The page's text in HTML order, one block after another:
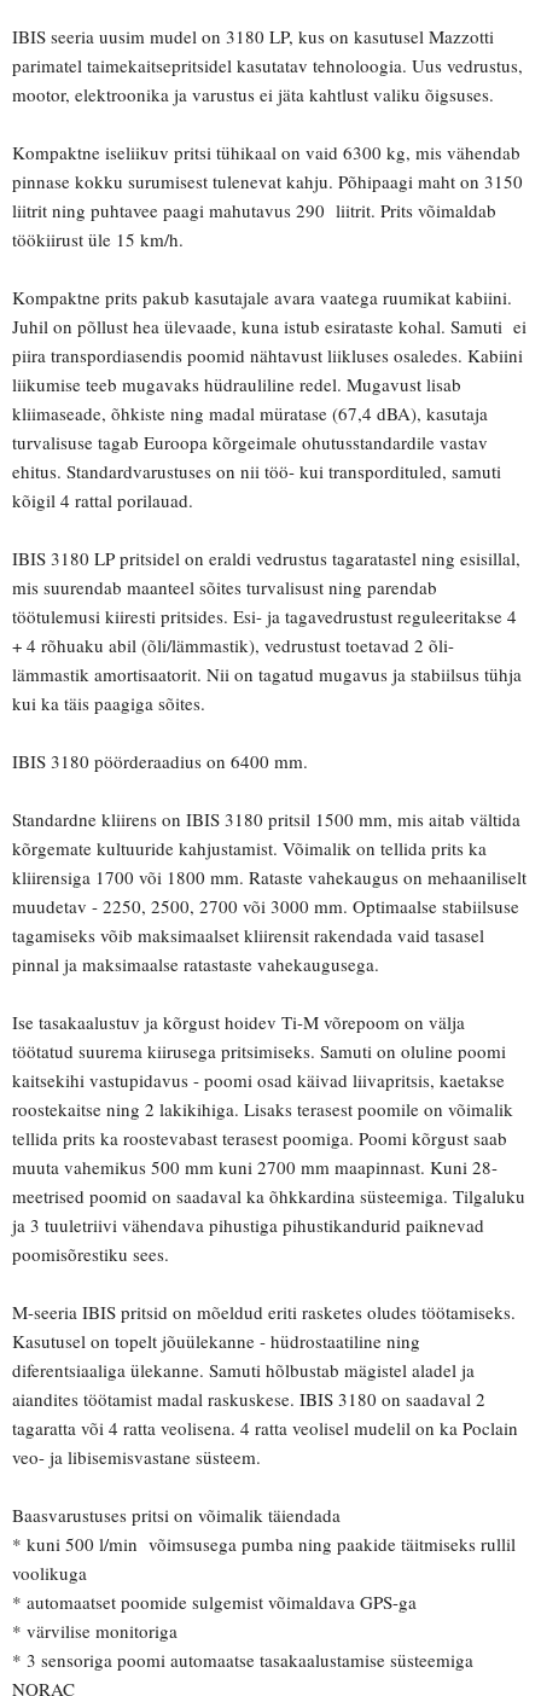
IBIS seeria uusim mudel on 3180 LP, kus on kasutusel Mazzotti
parimatel taimekaitsepritsidel kasutatav tehnoloogia. Uus vedrustus,
mootor, elektroonika ja varustus ei jäta kahtlust valiku õigsuses.
Kompaktne iseliikuv pritsi tühikaal on vaid 6300 kg, mis vähendab
pinnase kokku surumisest tulenevat kahju. Põhipaagi maht on 3150
liitrit ning puhtavee paagi mahutavus 290 liitrit. Prits võimaldab
töökiirust üle 15 km/h.
Kompaktne prits pakub kasutajale avara vaatega ruumikat kabiini.
Juhil on põllust hea ülevaade, kuna istub esirataste kohal. Samuti ei
piira transpordiasendis poomid nähtavust liikluses osaledes. Kabiini
liikumise teeb mugavaks hüdrauliline redel. Mugavust lisab
kliimaseade, õhkiste ning madal müratase (67,4 dBA), kasutaja
turvalisuse tagab Euroopa kõrgeimale ohutusstandardile vastav
ehitus. Standardvarustuses on nii töö- kui transpordituled, samuti
kõigil 4 rattal porilauad.
IBIS 3180 LP pritsidel on eraldi vedrustus tagaratastel ning esisillal,
mis suurendab maanteel sõites turvalisust ning parendab
töötulemusi kiiresti pritsides. Esi- ja tagavedrustust reguleeritakse 4
+ 4 rõhuaku abil (õli/lämmastik), vedrustust toetavad 2 õli-
lämmastik amortisaatorit. Nii on tagatud mugavus ja stabiilsus tühja
kui ka täis paagiga sõites.
IBIS 3180 pöörderaadius on 6400 mm.
Standardne kliirens on IBIS 3180 pritsil 1500 mm, mis aitab vältida
kõrgemate kultuuride kahjustamist. Võimalik on tellida prits ka
kliirensiga 1700 või 1800 mm. Rataste vahekaugus on mehaaniliselt
muudetav - 2250, 2500, 2700 või 3000 mm. Optimaalse stabiilsuse
tagamiseks võib maksimaalset kliirensit rakendada vaid tasasel
pinnal ja maksimaalse ratastaste vahekaugusega.
Ise tasakaalustuv ja kõrgust hoidev Ti-M võrepoom on välja
töötatud suurema kiirusega pritsimiseks. Samuti on oluline poomi
kaitsekihi vastupidavus - poomi osad käivad liivapritsis, kaetakse
roostekaitse ning 2 lakikihiga. Lisaks terasest poomile on võimalik
tellida prits ka roostevabast terasest poomiga. Poomi kõrgust saab
muuta vahemikus 500 mm kuni 2700 mm maapinnast. Kuni 28-
meetrised poomid on saadaval ka õhkkardina süsteemiga. Tilgaluku
ja 3 tuuletriivi vähendava pihustiga pihustikandurid paiknevad
poomisõrestiku sees.
M-seeria IBIS pritsid on mõeldud eriti rasketes oludes töötamiseks.
Kasutusel on topelt jõuülekanne - hüdrostaatiline ning
diferentsiaaliga ülekanne. Samuti hõlbustab mägistel aladel ja
aiandites töötamist madal raskuskese. IBIS 3180 on saadaval 2
tagaratta või 4 ratta veolisena. 4 ratta veolisel mudelil on ka Poclain
veo- ja libisemisvastane süsteem.
Baasvarustuses pritsi on võimalik täiendada
* kuni 500 l/min võimsusega pumba ning paakide täitmiseks rullil
voolikuga
* automaatset poomide sulgemist võimaldava GPS-ga
* värvilise monitoriga
* 3 sensoriga poomi automaatse tasakaalustamise süsteemiga
NORAC